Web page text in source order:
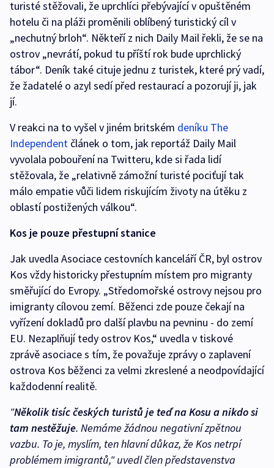
turisté stěžovali, že uprchlíci přebývající v opuštěném
hotelu či na pláži proměnili oblíbený turistický cíl v
„nechutný brloh“. Někteří z nich Daily Mail řekli, že se na
ostrov „nevrátí, pokud tu příští rok bude uprchlický
tábor“. Deník také cituje jednu z turistek, které prý vadí,
že žadatelé o azyl sedí před restaurací a pozorují ji, jak
jí.
V reakci na to vyšel v jiném britském deníku The
Independent článek o tom, jak reportáž Daily Mail
vyvolala pobouření na Twitteru, kde si řada lidí
stěžovala, že „relativně zámožní turisté pociťují tak
málo empatie vůči lidem riskujícím životy na útěku z
oblastí postižených válkou“.
Kos je pouze přestupní stanice
Jak uvedla Asociace cestovních kanceláří ČR, byl ostrov
Kos vždy historicky přestupním místem pro migranty
směřující do Evropy. „Středomořské ostrovy nejsou pro
imigranty cílovou zemí. Běženci zde pouze čekají na
vyřízení dokladů pro další plavbu na pevninu - do zemí
EU. Nezaplňují tedy ostrov Kos,“ uvedla v tiskové
zprávě asociace s tím, že považuje zprávy o zaplavení
ostrova Kos běženci za velmi zkreslené a neodpovídající
každodenní realitě.
"Několik tisíc českých turistů je teď na Kosu a nikdo si
tam nestěžuje. Nemáme žádnou negativní zpětnou
vazbu. To je, myslím, ten hlavní důkaz, že Kos netrpí
problémem imigrantů," uvedl člen představenstva